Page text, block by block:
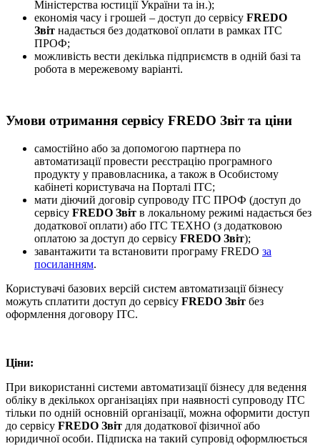
Міністерства юстиції України та ін.);
економія часу і грошей – доступ до сервісу FREDO
Звіт надається без додаткової оплати в рамках ІТС
ПРОФ;
можливість вести декілька підприємств в одній базі та
робота в мережевому варіанті.
Умови отримання сервісу FREDO Звіт та ціни
самостійно або за допомогою партнера по
автоматизації провести реєстрацію програмного
продукту у правовласника, а також в Особистому
кабінеті користувача на Порталі ІТС;
мати діючий договір супроводу ІТС ПРОФ (доступ до
сервісу FREDO Звіт в локальному режимі надається без
додаткової оплати) або ІТС ТЕХНО (з додатковою
оплатою за доступ до сервісу FREDO Звіт);
завантажити та встановити програму FREDO за
посиланням.
Користувачі базових версій систем автоматизації бізнесу
можуть сплатити доступ до сервісу FREDO Звіт без
оформлення договору ІТС.
Ціни:
При використанні системи автоматизації бізнесу для ведення
обліку в декількох організаціях при наявності супроводу ІТС
тільки по одній основній організації, можна оформити доступ
до сервісу FREDO Звіт для додаткової фізичної або
юридичної особи. Підписка на такий супровід оформлюється